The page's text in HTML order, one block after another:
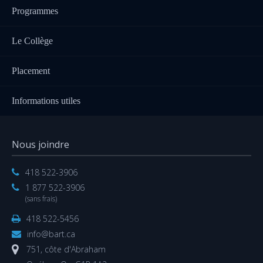
Programmes
Le Collège
Placement
Informations utiles
Nous joindre
418 522-3906
1 877 522-3906
(sans frais)
418 522-5456
info@bart.ca
751, côte d'Abraham